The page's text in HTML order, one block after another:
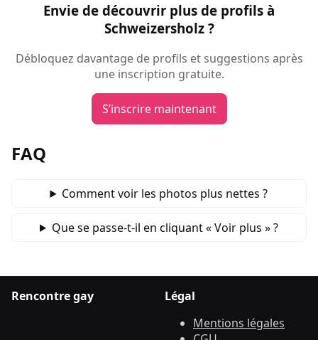
Envie de découvrir plus de profils à
Schweizersholz ?
Débloquez davantage de profils et suggestions après
une inscription gratuite.
S’inscrire maintenant
FAQ
Comment voir les photos plus nettes ?
Que se passe‑t‑il en cliquant « Voir plus » ?
Rencontre gay
Légal
Mentions légales